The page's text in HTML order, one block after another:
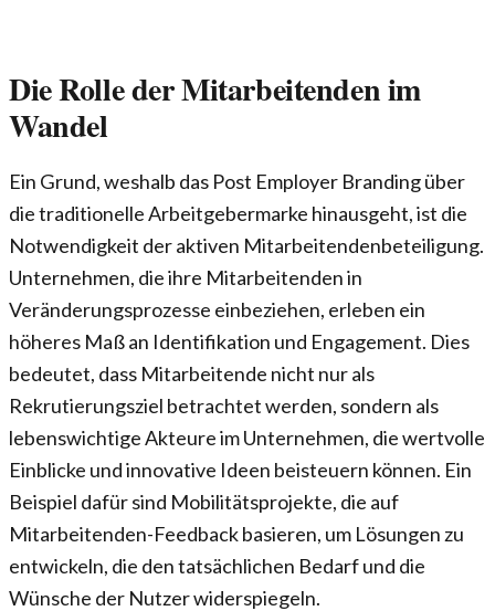
Die Rolle der Mitarbeitenden im
Wandel
Ein Grund, weshalb das Post Employer Branding über
die traditionelle Arbeitgebermarke hinausgeht, ist die
Notwendigkeit der aktiven Mitarbeitendenbeteiligung.
Unternehmen, die ihre Mitarbeitenden in
Veränderungsprozesse einbeziehen, erleben ein
höheres Maß an Identifikation und Engagement. Dies
bedeutet, dass Mitarbeitende nicht nur als
Rekrutierungsziel betrachtet werden, sondern als
lebenswichtige Akteure im Unternehmen, die wertvolle
Einblicke und innovative Ideen beisteuern können. Ein
Beispiel dafür sind Mobilitätsprojekte, die auf
Mitarbeitenden-Feedback basieren, um Lösungen zu
entwickeln, die den tatsächlichen Bedarf und die
Wünsche der Nutzer widerspiegeln.